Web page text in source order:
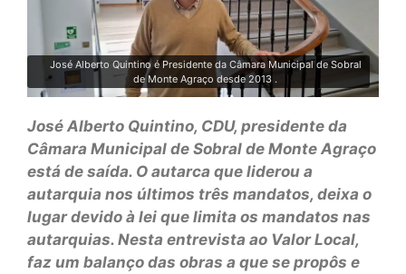
José Alberto Quintino é Presidente da Câmara Municipal de Sobral
de Monte Agraço desde 2013 .
José Alberto Quintino, CDU, presidente da
Câmara Municipal de Sobral de Monte Agraço
está de saída. O autarca que liderou a
autarquia nos últimos três mandatos, deixa o
lugar devido à lei que limita os mandatos nas
autarquias. Nesta entrevista ao Valor Local,
faz um balanço das obras a que se propôs e